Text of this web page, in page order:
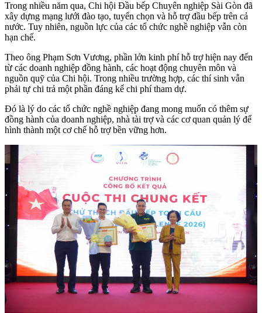
Trong nhiều năm qua, Chi hội Đầu bếp Chuyên nghiệp Sài Gòn đã
xây dựng mạng lưới đào tạo, tuyển chọn và hỗ trợ đầu bếp trên cả
nước. Tuy nhiên, nguồn lực của các tổ chức nghề nghiệp vẫn còn
hạn chế.
Theo ông Phạm Sơn Vương, phần lớn kinh phí hỗ trợ hiện nay đến
từ các doanh nghiệp đồng hành, các hoạt động chuyên môn và
nguồn quỹ của Chi hội. Trong nhiều trường hợp, các thí sinh vẫn
phải tự chi trả một phần đáng kể chi phí tham dự.
Đó là lý do các tổ chức nghề nghiệp đang mong muốn có thêm sự
đồng hành của doanh nghiệp, nhà tài trợ và các cơ quan quản lý để
hình thành một cơ chế hỗ trợ bền vững hơn.